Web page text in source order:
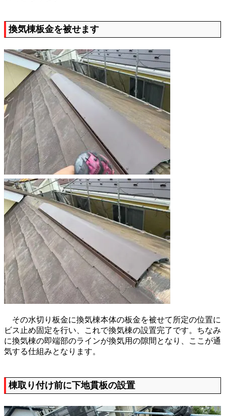
換気棟板金を被せます
その水切り板金に換気棟本体の板金を被せて所定の位置に
ビス止め固定を行い、これで換気棟の設置完了です。ちなみ
に換気棟の即端部のラインが換気用の隙間となり、ここが通
気する仕組みとなります。
棟取り付け前に下地貫板の設置